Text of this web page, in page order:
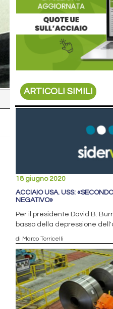
ARTICOLI SIMILI
18 giugno 2020
ACCIAIO USA. USS:
NEGATIVO»
Per il presidente David B.
basso della depressione
di Marco Torricelli